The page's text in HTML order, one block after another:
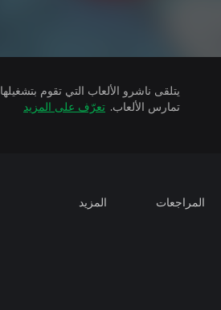
تمارس الألعاب. تعرّف على المزيد
المراجعات المزيد